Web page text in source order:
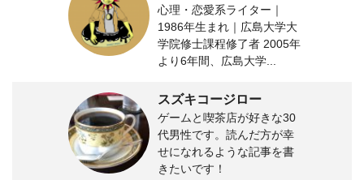
心理・恋愛系ライター｜
1986年生まれ｜広島大学大
学院修士課程修了者 2005年
より6年間、広島大学...
スズキコージロー
ゲームと喫茶店が好きな30
代男性です。読んだ方が幸
せになれるような記事を書
きたいです！